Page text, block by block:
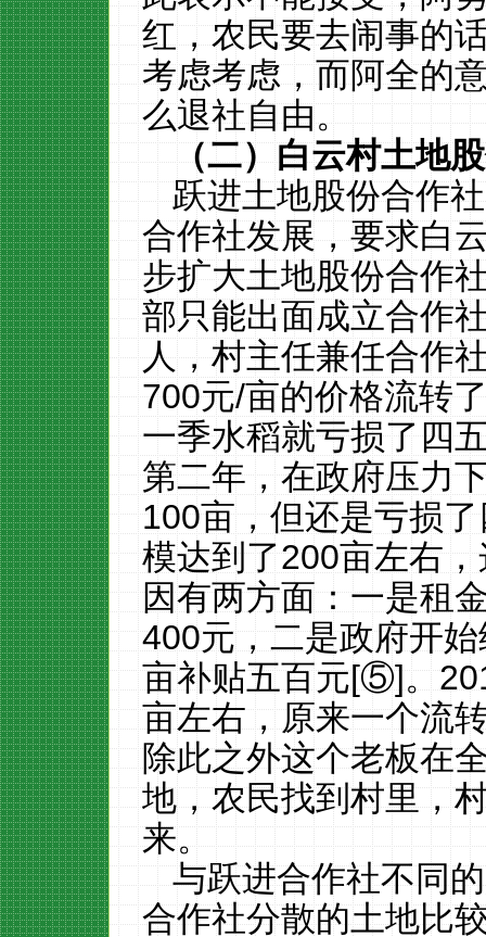
红，农民要去闹事的
考虑考虑，而阿全的
么退社自由。
（二）白云村土地
跃进土地股份合作
合作社发展，要求白
步扩大土地股份合作
部只能出面成立合作
人，村主任兼任合作
700元/亩的价格流转
一季水稻就亏损了四
第二年，在政府压力
100亩，但还是亏损
模达到了200亩左右
因有两方面：一是租
400元，二是政府开
亩补贴五百元[⑤]。
亩左右，原来一个流
除此之外这个老板在
地，农民找到村里，
来。
与跃进合作社不同
合作社分散的土地比